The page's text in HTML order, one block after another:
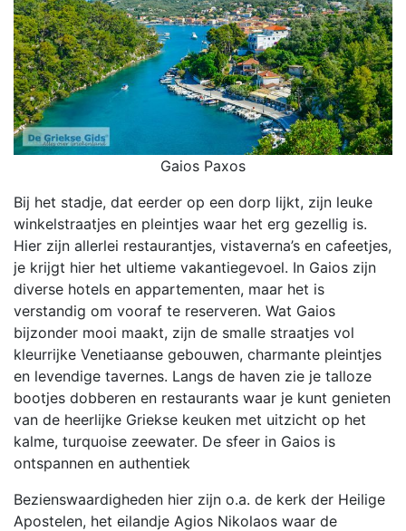
Gaios Paxos
Bij het stadje, dat eerder op een dorp lijkt, zijn leuke
winkelstraatjes en pleintjes waar het erg gezellig is.
Hier zijn allerlei restaurantjes, vistaverna’s en cafeetjes,
je krijgt hier het ultieme vakantiegevoel. In Gaios zijn
diverse hotels en appartementen, maar het is
verstandig om vooraf te reserveren. Wat Gaios
bijzonder mooi maakt, zijn de smalle straatjes vol
kleurrijke Venetiaanse gebouwen, charmante pleintjes
en levendige tavernes. Langs de haven zie je talloze
bootjes dobberen en restaurants waar je kunt genieten
van de heerlijke Griekse keuken met uitzicht op het
kalme, turquoise zeewater. De sfeer in Gaios is
ontspannen en authentiek
Bezienswaardigheden hier zijn o.a. de kerk der Heilige
Apostelen, het eilandje Agios Nikolaos waar de